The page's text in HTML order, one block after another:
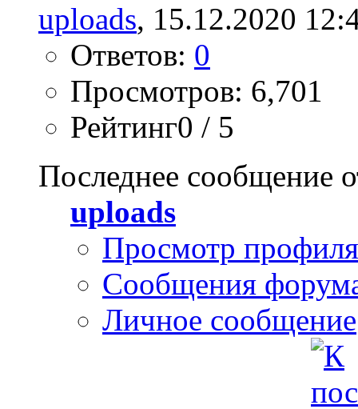
uploads, 15.12.2020
Ответов: 0
Просмотров: 6,701
Рейтинг0 / 5
Последнее сообщение
uploads
Просмотр профиля
Сообщения
Личное сообщение